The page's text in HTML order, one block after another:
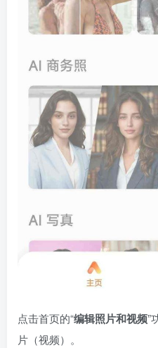
点击首页的“编辑照片和视频”
片（视频）。